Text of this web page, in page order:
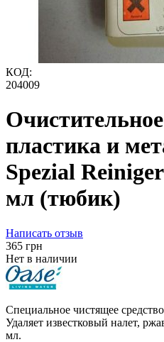
КОД:
204009
пластика и
Spezial
мл (тюбик)
Написать отзыв
‍365‍ грн
Нет в наличии
Специальное чистящее
Удаляет известковый налет,
мл.